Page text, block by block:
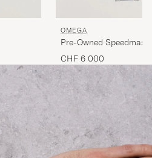
OMEGA
Pre-Owned
Moonwatch
CHF 6 000